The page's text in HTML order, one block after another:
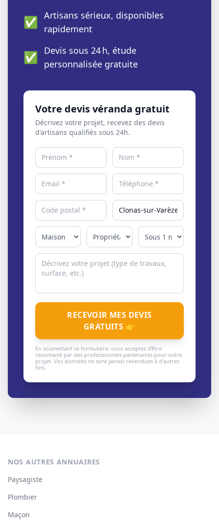
✅ Artisans sérieux, disponibles
rapidement
✅ Devis sous 24 h, étude
personnalisée gratuite
Votre devis véranda gratuit
Décrivez votre projet, recevez des devis
d'artisans qualifiés sous 24h.
RECEVOIR MES DEVIS
GRATUITS 👉
En soumettant ce formulaire, vous acceptez d'être
recontacté par des professionnels partenaires pour votre
projet. Vos données ne sont jamais revendues à d'autres
fins.
NOS AUTRES ANNUAIRES
Paysagiste
Plombier
Maçon